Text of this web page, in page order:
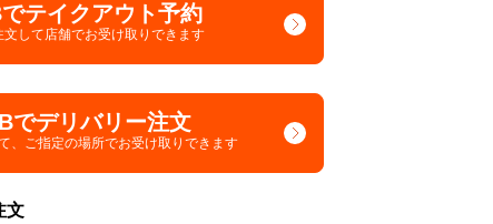
テイクアウト予約
文して店舗でお受け取りできます
でデリバリー注文
、 ご指定の場所でお受け取りできます
文